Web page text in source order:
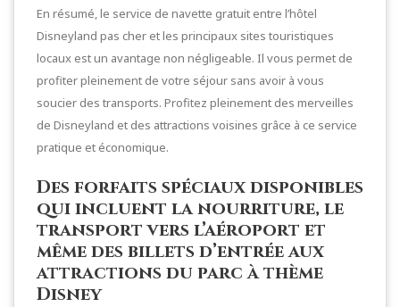
En résumé, le service de navette gratuit entre l’hôtel
Disneyland pas cher et les principaux sites touristiques
locaux est un avantage non négligeable. Il vous permet de
profiter pleinement de votre séjour sans avoir à vous
soucier des transports. Profitez pleinement des merveilles
de Disneyland et des attractions voisines grâce à ce service
pratique et économique.
Des forfaits spéciaux disponibles
qui incluent la nourriture, le
transport vers l’aéroport et
même des billets d’entrée aux
attractions du parc à thème
Disney